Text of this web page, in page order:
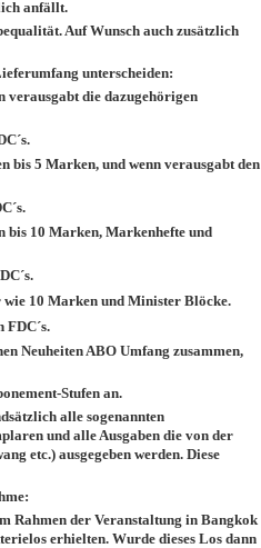
anfällt.
Auf Wunsch auch zusätzlich
unterscheiden:
verausgabt die dazugehörigen
5 Marken, und wenn verausgabt den
10 Marken, Markenhefte und
10 Marken und Minister Blöcke.
Neuheiten ABO Umfang zusammen,
Stufen an.
alle sogenannten
und alle Ausgaben die von der
etc.) ausgegeben werden. Diese
Rahmen der Veranstaltung in Bangkok
erhielten. Wurde dieses Los dann